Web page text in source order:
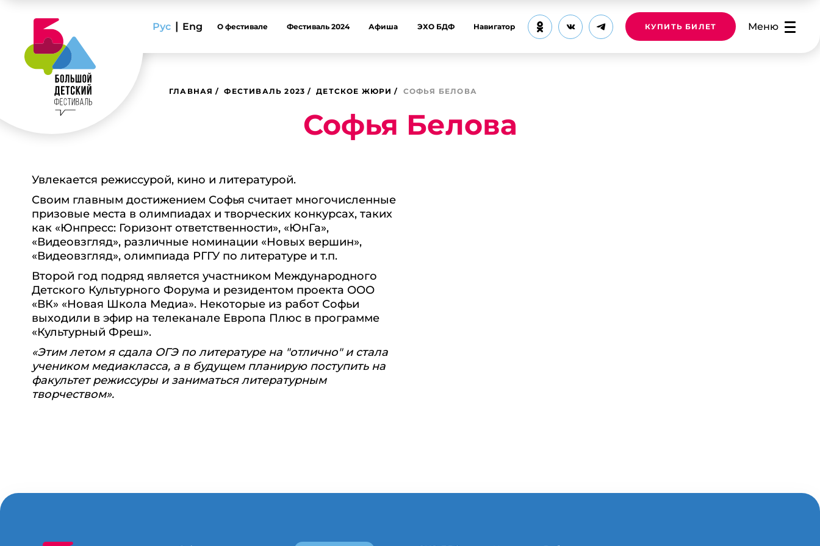
Рус | Eng О фестивале Фестиваль 2024 Афиша ЭХО БДФ Навигатор КУПИТЬ БИЛЕТ Меню
ГЛАВНАЯ ФЕСТИВАЛЬ 2023 ДЕТСКОЕ ЖЮРИ СОФЬЯ БЕЛОВА
Софья Белова
Увлекается режиссурой, кино и литературой.
Своим главным достижением Софья считает многочисленные
призовые места в олимпиадах и творческих конкурсах, таких
как «Юнпресс: Горизонт ответственности», «ЮнГа»,
«Видеовзгляд», различные номинации «Новых вершин»,
«Видеовзгляд», олимпиада РГГУ по литературе и т.п.
Второй год подряд является участником Международного
Детского Культурного Форума и резидентом проекта ООО
«ВК» «Новая Школа Медиа». Некоторые из работ Софьи
выходили в эфир на телеканале Европа Плюс в программе
«Культурный Фреш».
«Этим летом я сдала ОГЭ по литературе на "отлично" и стала
учеником медиакласса, а в будущем планирую поступить на
факультет режиссуры и заниматься литературным
творчеством».